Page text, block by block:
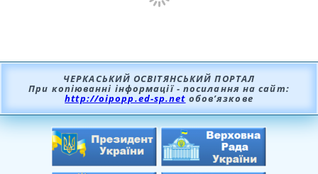
ЧЕРКАСЬКИЙ ОСВІТЯНСЬКИЙ ПОРТАЛ
При копіюванні інформації - посилання на сайт:
http://oipopp.ed-sp.net обов’язкове